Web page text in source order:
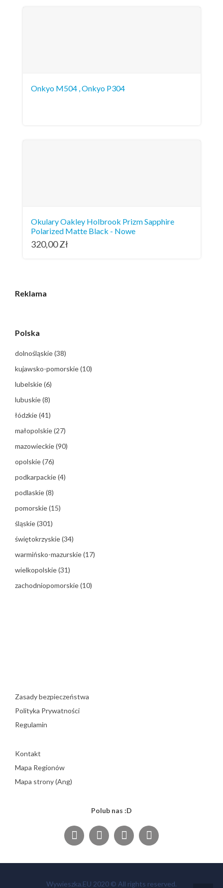
Onkyo M504 , Onkyo P304
Okulary Oakley Holbrook Prizm Sapphire
Polarized Matte Black - Nowe
320,00Zł
Reklama
Polska
dolnośląskie(38)
kujawsko-pomorskie(10)
lubelskie(6)
lubuskie(8)
łódzkie(41)
małopolskie(27)
mazowieckie(90)
opolskie(76)
podkarpackie(4)
podlaskie(8)
pomorskie(15)
śląskie(301)
świętokrzyskie(34)
warmińsko-mazurskie(17)
wielkopolskie(31)
zachodniopomorskie(10)
Zasady bezpieczeństwa
Polityka Prywatności
Regulamin
Kontakt
Mapa Regionów
Mapa strony (Ang)
Polub nas :D
Wywieszka.EU 2020 © All rights reserved.